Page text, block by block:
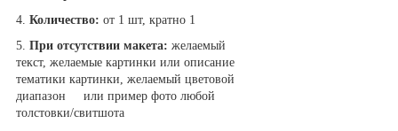
4. Количество: от 1 шт, кратно 1
5. При отсутствии макета: желаемый
текст, желаемые картинки или описание
тематики картинки, желаемый цветовой
диапазон или пример фото любой
толстовки/свитшота